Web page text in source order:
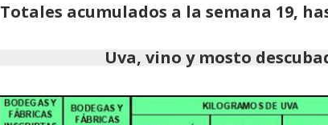
Totales acumulados a la semana 19,
Uva, vino y mosto